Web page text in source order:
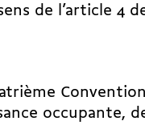
de l’article 4
occupante,